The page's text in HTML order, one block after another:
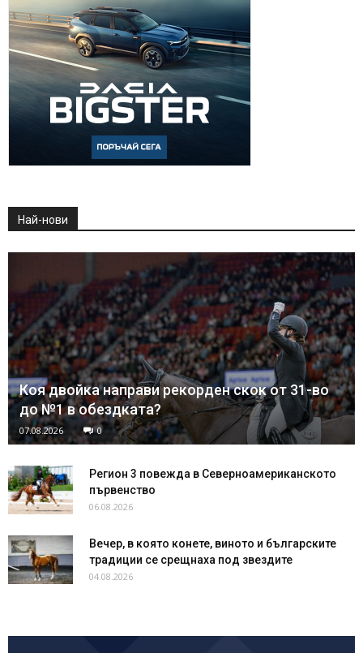
Най-нови
Коя двойка направи рекорден скок от 31-во
до №1 в обездката?
07.08.2026 0
Регион 3 повежда в Северноамериканското
първенство
06.08.2026
Вечер, в която конете, виното и българските
традиции се срещнаха под звездите
04.08.2026